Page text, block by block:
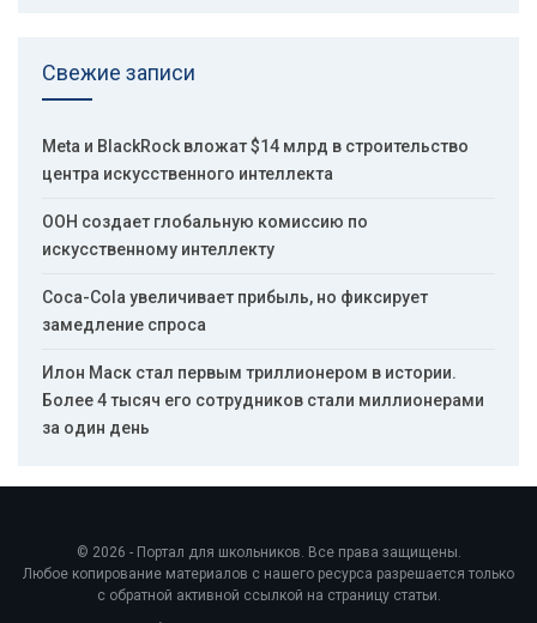
Свежие записи
Meta и BlackRock вложат $14 млрд в строительство
центра искусственного интеллекта
ООН создает глобальную комиссию по
искусственному интеллекту
Coca-Cola увеличивает прибыль, но фиксирует
замедление спроса
Илон Маск стал первым триллионером в истории.
Более 4 тысяч его сотрудников стали миллионерами
за один день
© 2026 - Портал для школьников. Все права защищены.
Любое копирование материалов с нашего ресурса разрешается только
с обратной активной ссылкой на страницу статьи.